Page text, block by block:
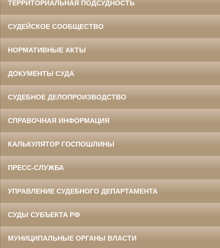
ТЕРРИТОРИАЛЬНАЯ ПОДСУДНОСТЬ
СУДЕЙСКОЕ СООБЩЕСТВО
НОРМАТИВНЫЕ АКТЫ
ДОКУМЕНТЫ СУДА
СУДЕБНОЕ ДЕЛОПРОИЗВОДСТВО
СПРАВОЧНАЯ ИНФОРМАЦИЯ
КАЛЬКУЛЯТОР ГОСПОШЛИНЫ
ПРЕСС-СЛУЖБА
УПРАВЛЕНИЕ СУДЕБНОГО ДЕПАРТАМЕНТА
СУДЫ СУБЪЕКТА РФ
МУНИЦИПАЛЬНЫЕ ОРГАНЫ ВЛАСТИ